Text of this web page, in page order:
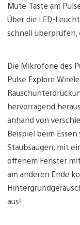
Mute-Taste am
Über die LED-
schnell überprüfen,
Die Mikrofone des
Pulse Explore
hervorragend
anhand von
Beispiel beim
Staubsaugen, mit
offenem Fenster
am anderen Ende
aus!